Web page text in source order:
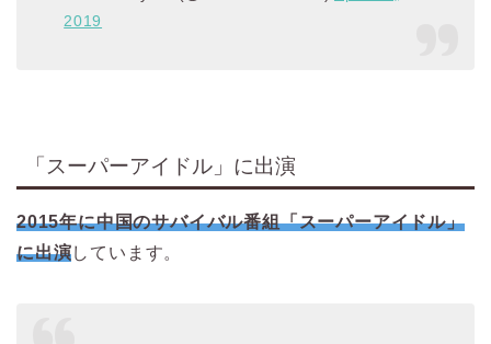
2019
「スーパーアイドル」に出演
2015年に中国のサバイバル番組「スーパーアイドル」
に出演しています。